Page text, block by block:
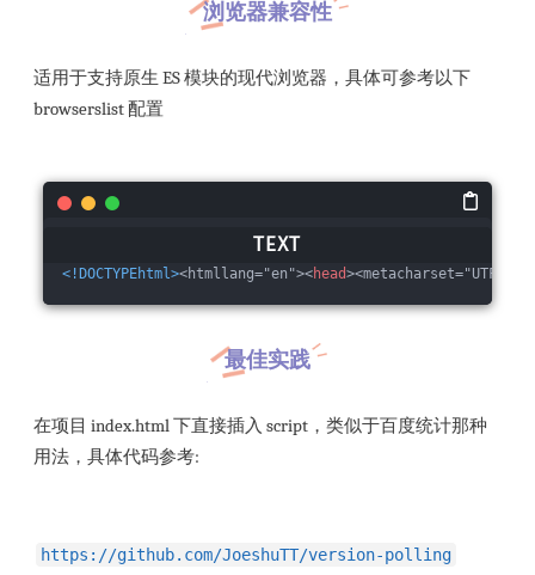
浏览器兼容性
适用于支持原生 ES 模块的现代浏览器，具体可参考以下
browserslist 配置
<!DOCTYPEhtml><htmllang="en"><head><metacharset="UTF-
最佳实践
在项目 index.html 下直接插入 script，类似于百度统计那种
用法，具体代码参考:
https://github.com/JoeshuTT/version-polling